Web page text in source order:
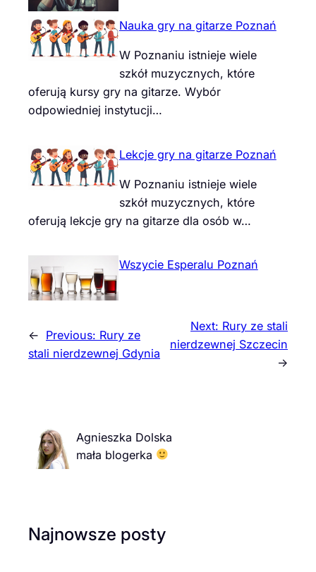
Nauka gry na gitarze Poznań
W Poznaniu istnieje wiele
szkół muzycznych, które
oferują kursy gry na gitarze. Wybór
odpowiedniej instytucji…
Lekcje gry na gitarze Poznań
W Poznaniu istnieje wiele
szkół muzycznych, które
oferują lekcje gry na gitarze dla osób w…
Wszycie Esperalu Poznań
← Previous: Rury ze
stali nierdzewnej Gdynia
Next: Rury ze stali
nierdzewnej Szczecin
→
Agnieszka Dolska
mała blogerka
Najnowsze posty